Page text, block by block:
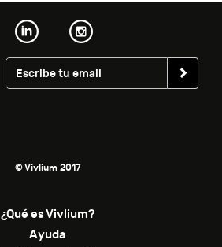
© Vivlium 2017
¿Qué es Vivlium?
Ayuda